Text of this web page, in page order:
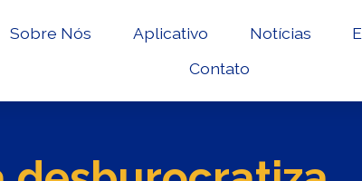
Sobre Nós Aplicativo Notícias
Contato